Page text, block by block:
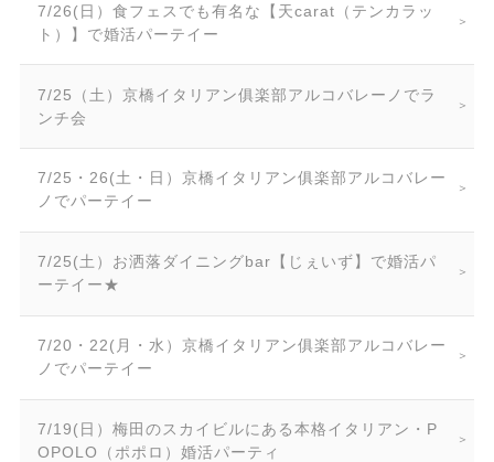
7/26(日）食フェスでも有名な【天carat（テンカラッ
ト）】で婚活パーテイー
7/25（土）京橋イタリアン俱楽部アルコバレーノでラ
ンチ会
7/25・26(土・日）京橋イタリアン俱楽部アルコバレー
ノでパーテイー
7/25(土）お洒落ダイニングbar【じぇいず】で婚活パ
ーテイー★
7/20・22(月・水）京橋イタリアン俱楽部アルコバレー
ノでパーテイー
7/19(日）梅田のスカイビルにある本格イタリアン・P
OPOLO（ポポロ）婚活パーティ